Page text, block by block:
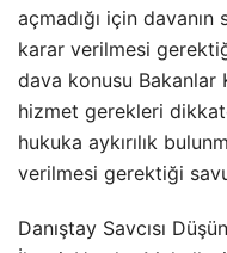
açmadığı için davanın
karar verilmesi
dava konusu Bakanlar
hizmet gerekleri
hukuka aykırılık
verilmesi gerektiği
Danıştay Savcısı